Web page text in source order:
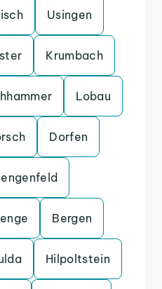
Usingen
Krumbach
Lobau
Dorfen
Bergen
Hilpoltstein